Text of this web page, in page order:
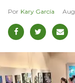
Kary García